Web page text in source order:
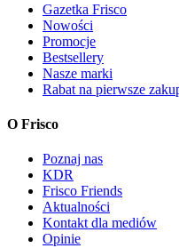
Gazetka Frisco
Nowości
Promocje
Bestsellery
Nasze marki
Rabat na pierwsze
O Frisco
Poznaj nas
KDR
Frisco Friends
Aktualności
Kontakt dla mediów
Opinie